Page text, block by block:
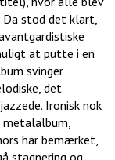
stod det klart,
at putte i en
svinger
det
Ironisk nok
metalalbum,
har bemærket,